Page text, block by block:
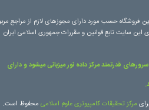
فروشگاه حسب مورد دارای مجوزهای لازم از مراجع
این سایت تابع قوانین و مقررات جمهوری اسلامی ایران
قدرتمند مرکز داده نور میزبانی میشود و دارای
مرکز تحقیقات کامپیوتری علوم اسلامی محفوظ است.